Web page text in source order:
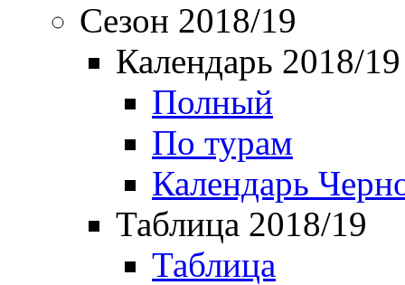
Сезон 2018/19
Календарь 2018/19
Полный
По турам
Календарь
Таблица 2018/19
Таблица